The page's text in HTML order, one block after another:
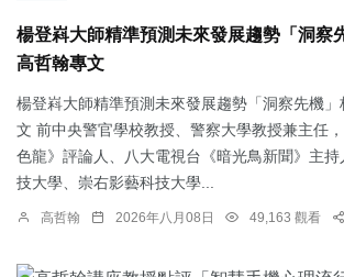
楊登嵙大師精準預測未來發展趨勢「洞察
高哲翰專文
楊登嵙大師精準預測未來發展趨勢「洞察先機
文 前中央警官學校教授、警察大學教授兼主任
色龍》評論人、八大電視台《暗光鳥新聞》主
技大學、崇右影藝科技大學...
高哲翰 2026年八月08日 49,163 觀看